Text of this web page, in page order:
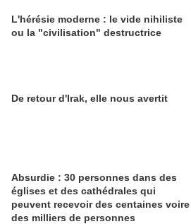
L'hérésie moderne : le vide nihiliste
ou la "civilisation" destructrice
De retour d'Irak, elle nous avertit
Absurdie : 30 personnes dans des
églises et des cathédrales qui
peuvent recevoir des centaines voire
des milliers de personnes